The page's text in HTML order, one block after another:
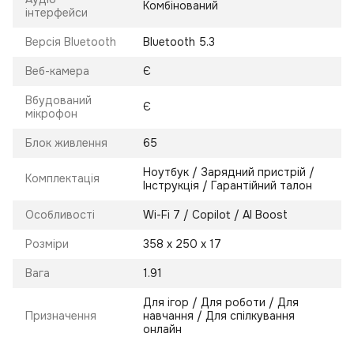
інтерфейси
Комбінований
Версія Bluetooth Bluetooth 5.3
Веб-камера Є
Вбудований
мікрофон
Є
Блок живлення 65
Комплектація
Ноутбук / Зарядний пристрій /
Інструкція / Гарантійний талон
Особливості Wi-Fi 7 / Copilot / AI Boost
Розміри 358 х 250 х 17
Вага 1.91
Призначення
Для ігор / Для роботи / Для
навчання / Для спілкування
онлайн